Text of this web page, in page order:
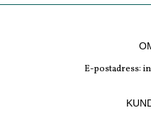
E-postadress: